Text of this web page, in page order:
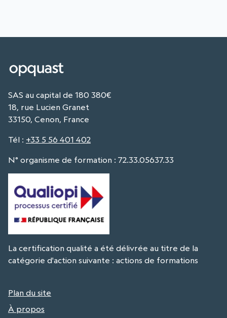
SAS au capital de 180 380€
18, rue Lucien Granet
33150, Cenon, France
Tél : +33 5 56 401 402
N° organisme de formation : 72.33.05637.33
La certification qualité a été délivrée au titre de la
catégorie d'action suivante : actions de formations
Plan du site
À propos